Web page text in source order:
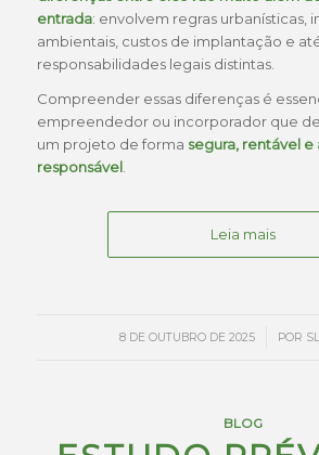
entrada: envolvem regras urbanísticas,
ambientais, custos de implantação e
responsabilidades legais distintas.
Compreender essas diferenças é
empreendedor ou incorporador que
um projeto de forma segura, rentável
responsável.
Leia mais
8 DE OUTUBRO DE 2025
/ POR
BLOG